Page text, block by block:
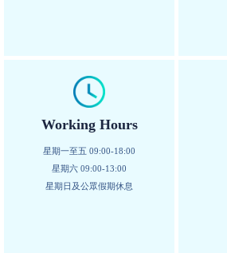
Working Hours
星期一至五 09:00-18:00
星期六 09:00-13:00
星期日及公眾假期休息